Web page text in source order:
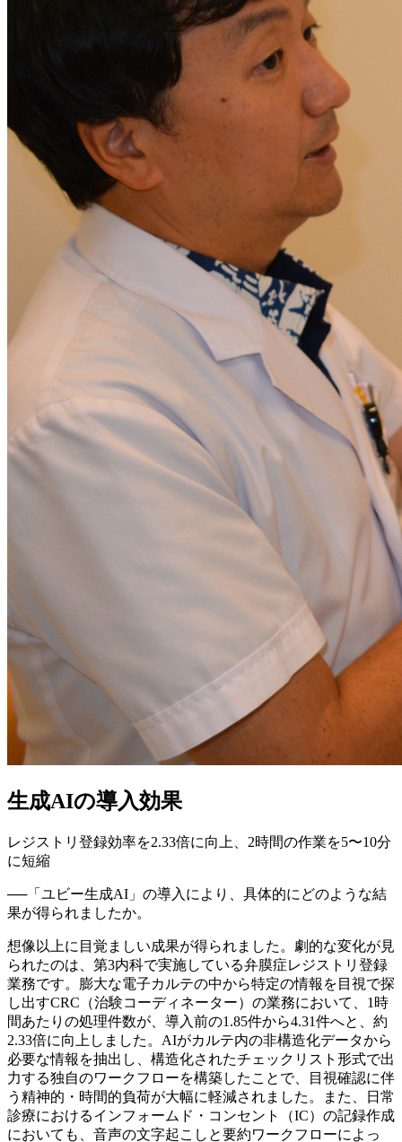
生成AIの導入効果
レジストリ登録効率を2.33倍に向上、2時間の作業を5〜10分
に短縮
──「ユビー生成AI」の導入により、具体的にどのような結
果が得られましたか。
想像以上に目覚ましい成果が得られました。劇的な変化が見
られたのは、第3内科で実施している弁膜症レジストリ登録
業務です。膨大な電子カルテの中から特定の情報を目視で探
し出すCRC（治験コーディネーター）の業務において、1時
間あたりの処理件数が、導入前の1.85件から4.31件へと、約
2.33倍に向上しました。AIがカルテ内の非構造化データから
必要な情報を抽出し、構造化されたチェックリスト形式で出
力する独自のワークフローを構築したことで、目視確認に伴
う精神的・時間的負荷が大幅に軽減されました。また、日常
診療におけるインフォームド・コンセント（IC）の記録作成
においても、音声の文字起こしと要約ワークフローによっ